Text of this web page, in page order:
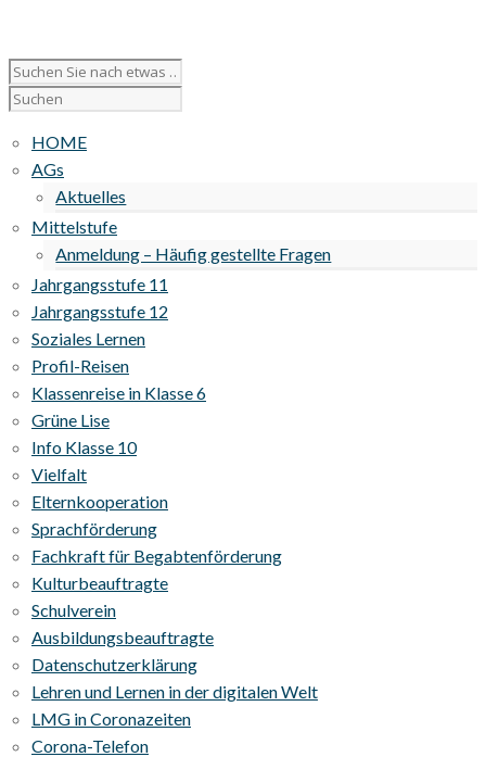
HOME
AGs
Aktuelles
Mittelstufe
Anmeldung – Häufig gestellte Fragen
Jahrgangsstufe 11
Jahrgangsstufe 12
Soziales Lernen
Profil-Reisen
Klassenreise in Klasse 6
Grüne Lise
Info Klasse 10
Vielfalt
Elternkooperation
Sprachförderung
Fachkraft für Begabtenförderung
Kulturbeauftragte
Schulverein
Ausbildungsbeauftragte
Datenschutzerklärung
Lehren und Lernen in der digitalen Welt
LMG in Coronazeiten
Corona-Telefon